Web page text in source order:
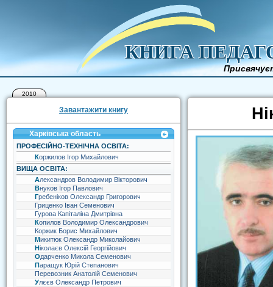
КНИГА
2010
Завантажити книгу
Харківська область
ПРОФЕСІЙНО-ТЕХНІЧНА ОСВІТА:
Коржилов Ігор Михайлович
ВИЩА ОСВІТА:
Александров Володимир Вікторович
Внуков Ігор Павлович
Гребеніков Олександр Григорович
Гриценко Іван Семенович
Гурова Капіталіна Дмитрівна
Копилов Володимир Олександрович
Коржик Борис Михайлович
Микитюк Олександр Миколайович
Ніколаєв Олексій Георгійович
Одарченко Микола Семенович
Паращук Юрій Степанович
Перевозник Анатолій Семенович
Улєєв Олександр Петрович